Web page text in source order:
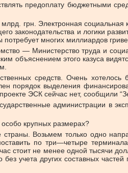
предоплату бюджетными
грн. Электронная
законодательства и логики
потребует многих миллиардов
— Министерство труда и
объяснением этого казуса
средств. Очень
порядок выделения
ЭСК сейчас нет, сообщили
администрации в
крупных размерах?
Возьмем только одно
по три—четыре
стоит не менее одной тысячи
других составных частей